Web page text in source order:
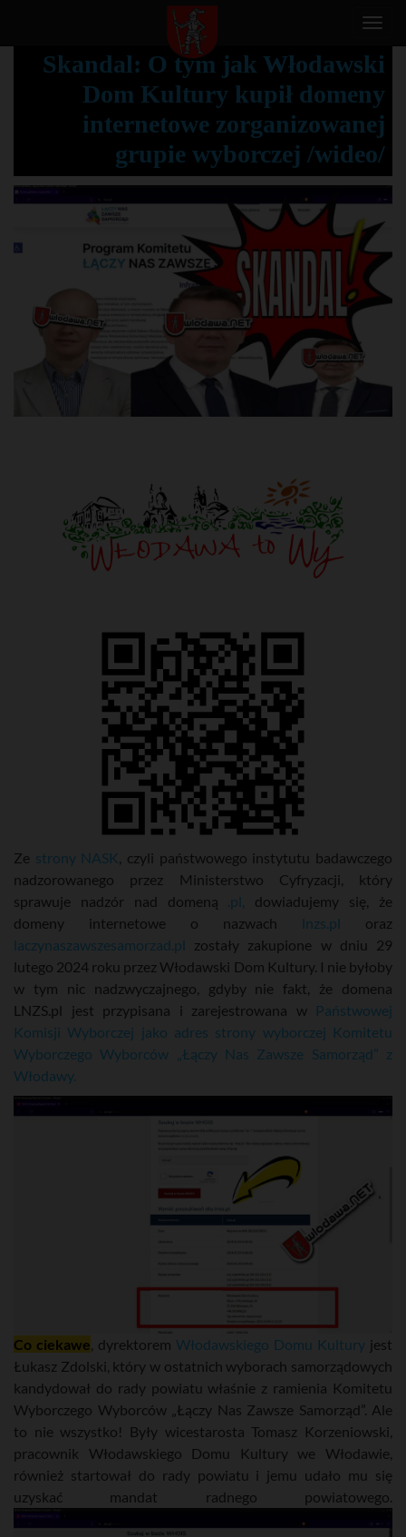
T
g
g
l
e
n
a
v
i
a
t
i
Skandal: O tym jak Włodawski
Dom Kultury kupił domeny
internetowe zorganizowanej
grupie wyborczej /wideo/
Ze strony NASK , czyli państwowego instytutu badawczego
nadzorowanego przez Ministerstwo Cyfryzacji, który
sprawuje nadzór nad domeną .pl, dowiadujemy się, że
domeny internetowe o nazwach
lnzs.pl oraz
laczynaszawszesamorzad.pl zostały zakupione w dniu 29
lutego 2024 roku przez Włodawski Dom Kultury. I nie byłoby
w tym nic nadzwyczajnego, gdyby nie fakt, że domena
LNZS.pl jest przypisana i zarejestrowana w Państwowej
Komisji Wyborczej jako adres strony wyborczej Komitetu
Wyborczego Wyborców „Łączy Nas Zawsze Samorząd” z
Włodawy.
Co ciekawe , dyrektorem Włodawskiego Domu Kultury jest
Łukasz Zdolski, który w ostatnich wyborach samorządowych
kandydował do rady powiatu właśnie z ramienia Komitetu
Wyborczego Wyborców „Łączy Nas Zawsze Samorząd”. Ale
to nie wszystko! Były wicestarosta Tomasz Korzeniowski,
pracownik Włodawskiego Domu Kultury we Włodawie,
również startował do rady powiatu i jemu udało mu się
uzyskać mandat radnego powiatowego.